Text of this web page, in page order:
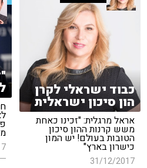
כבוד ישראלי לקרן
הון סיכון ישראלית
אראל מרגלית: "זכינו כאחת
משש קרנות ההון סיכון
הטובות בעולם! יש המון
כישרון בארץ"
31/12/2017